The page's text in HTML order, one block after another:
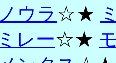
ウラ ☆★
ミレー☆★